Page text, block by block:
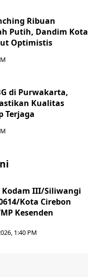
Ribuan
Putih, Dandim Kota
Optimistis
di Purwakarta,
Kualitas
Terjaga
Kodam III/Siliwangi
Kota Cirebon
Kesenden
1:40 PM